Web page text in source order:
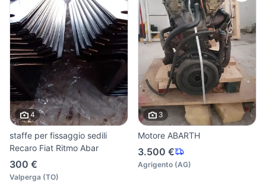
4
staffe per fissaggio sedili
Recaro Fiat Ritmo Abar
300 €
Valperga (TO)
3
Motore ABARTH
3.500 €
Agrigento (AG)